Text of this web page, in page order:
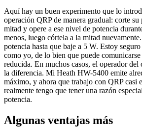
Aquí hay un buen experimento que lo
operación QRP de manera gradual: corte
mitad y opere a ese nivel de potencia
menos, luego córtela a la mitad
potencia hasta que baje a 5 W. Estoy
como yo, de lo bien que puede
reducida. En muchos casos, el operador
la diferencia. Mi Heath HW-5400 emite
máximo, y ahora que trabajo con QRP casi
realmente tengo que tener una razón
potencia.
Algunas ventajas más